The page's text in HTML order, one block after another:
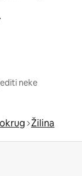
neke
Žilina